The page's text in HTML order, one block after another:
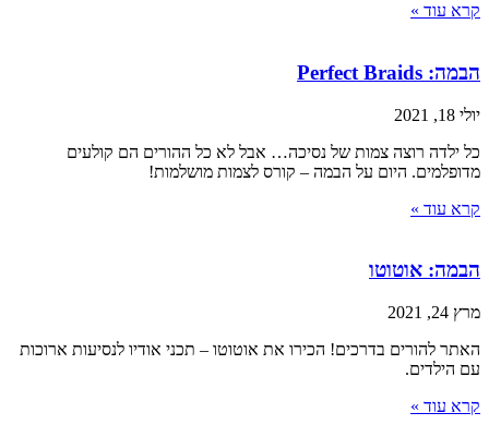
קרא עוד »
הבמה: Perfect Braids
יולי 18, 2021
כל ילדה רוצה צמות של נסיכה… אבל לא כל ההורים הם קולעים
מדופלמים. היום על הבמה – קורס לצמות מושלמות!
קרא עוד »
הבמה: אוטוטו
מרץ 24, 2021
האתר להורים בדרכים! הכירו את אוטוטו – תכני אודיו לנסיעות ארוכות
עם הילדים.
קרא עוד »